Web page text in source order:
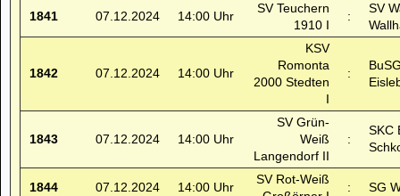
1841 07.12.2024 14:00 Uhr
SV Teuchern
1910 I
:
SV
1842 07.12.2024 14:00 Uhr
KSV
Romonta
2000 Stedten
I
:
1843 07.12.2024 14:00 Uhr
SV Grün-
Weiß
Langendorf II
:
SKC
1844 07.12.2024 14:00 Uhr
SV Rot-Weiß
: SG